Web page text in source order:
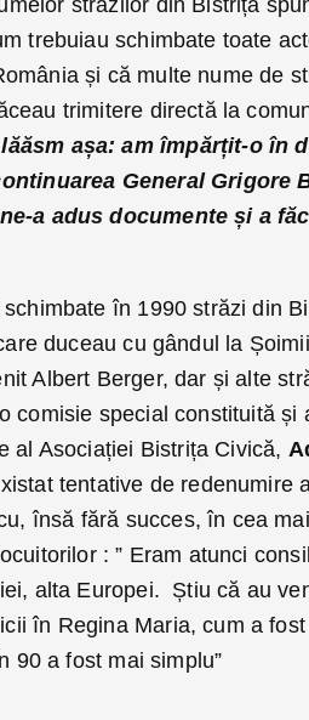
străzilor din Bistrița
trebuiau schimbate toate
și că multe nume de
trimitere directă la
așa: am împărțit-o în
General Grigore
a adus documente și a
în 1990 străzi din
duceau cu gândul la
Albert Berger, dar și alte
comisie special constituită și
al Asociației Bistrița Civică,
tentative de redenumire
însă fără succes, în cea
: ” Eram atunci
alta Europei. Știu că au
în Regina Maria, cum a
90 a fost mai simplu”